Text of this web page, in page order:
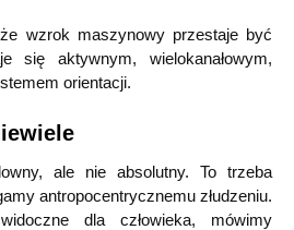
wzrok maszynowy przestaje być
się aktywnym, wielokanałowym,
orientacji.
ale nie absolutny. To trzeba
antropocentrycznemu złudzeniu.
dla człowieka, mówimy